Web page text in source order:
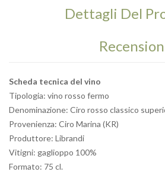
Dettagli Del
Scheda tecnica del vino
Tipologia: vino rosso fermo
Denominazione: Ciro rosso classico
Provenienza: Ciro Marina (KR)
Produttore: Librandi
Vitigni: gaglioppo 100%
Formato: 75 cl.